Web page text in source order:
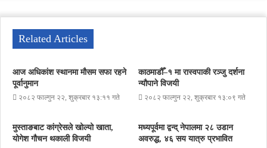
Related Articles
आज अधिकांश स्थानमा मौसम सफा रहने
पूर्वानुमान
२०८२ फाल्गुन २२, शुक्रबार १३:११ गते
काठमाडौँ–१ मा रास्वपाकी रञ्जु दर्शना
न्यौपाने विजयी
२०८२ फाल्गुन २२, शुक्रबार १३:०९ गते
मुस्ताङबाट कांग्रेसले खोल्यो खाता,
योगेश गौचन थकाली विजयी
मध्यपूर्वमा द्वन्द् नेपालमा २८ उडान
अवरुद्ध, ४६ सय यात्रु प्रभावित